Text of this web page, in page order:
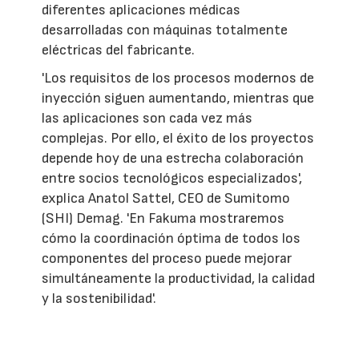
diferentes aplicaciones médicas
desarrolladas con máquinas totalmente
eléctricas del fabricante.
'Los requisitos de los procesos modernos de
inyección siguen aumentando, mientras que
las aplicaciones son cada vez más
complejas. Por ello, el éxito de los proyectos
depende hoy de una estrecha colaboración
entre socios tecnológicos especializados',
explica Anatol Sattel, CEO de Sumitomo
(SHI) Demag. 'En Fakuma mostraremos
cómo la coordinación óptima de todos los
componentes del proceso puede mejorar
simultáneamente la productividad, la calidad
y la sostenibilidad'.